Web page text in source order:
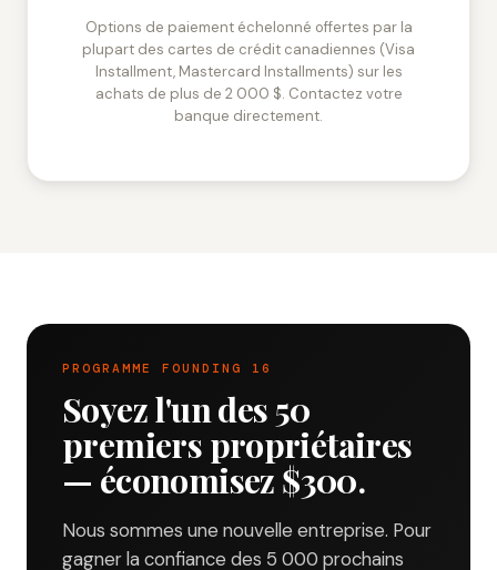
Options de paiement échelonné offertes par la
plupart des cartes de crédit canadiennes (Visa
Installment, Mastercard Installments) sur les
achats de plus de 2 000 $. Contactez votre
banque directement.
PROGRAMME FOUNDING 16
Soyez l'un des 50
premiers propriétaires
— économisez$300.
Nous sommes une nouvelle entreprise. Pour
gagner la confiance des 5 000 prochains